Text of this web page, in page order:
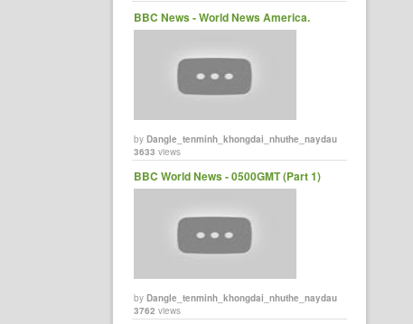
BBC News - World News America.
byDangle_tenminh_khongdai_nhuthe_naydau
3633 views
BBC World News - 0500GMT (Part 1)
byDangle_tenminh_khongdai_nhuthe_naydau
3762 views